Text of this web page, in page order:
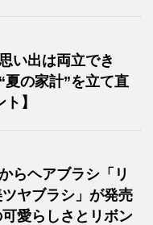
い出は両立でき
夏の家計”を立て直
】
らヘアブラシ「リ
ヤブラシ」が発売
愛らしさとリボン